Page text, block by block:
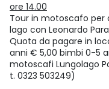
ore 14.00
Tour in motoscafo per
lago con Leonardo
Quota da pagare in
anni € 5,00 bimbi 0-5
motoscafi Lungolago
t. 0323 503249)